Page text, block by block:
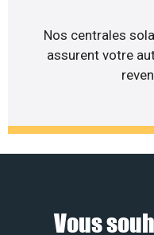
Nos centrales
assurent votre
Vous